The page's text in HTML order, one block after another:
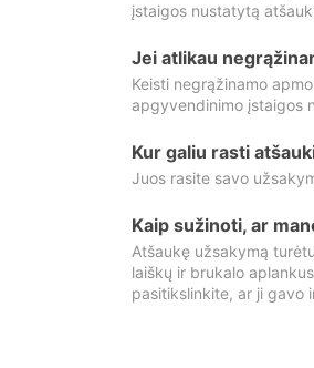
įstaigos nustatytą
Jei atlikau
Keisti negrąžinamo
apgyvendinimo įstaigos
Kur galiu rasti
Juos rasite savo
Kaip sužinoti, ar
Atšaukę užsakymą
laiškų ir brukalo
pasitikslinkite, ar ji gavo